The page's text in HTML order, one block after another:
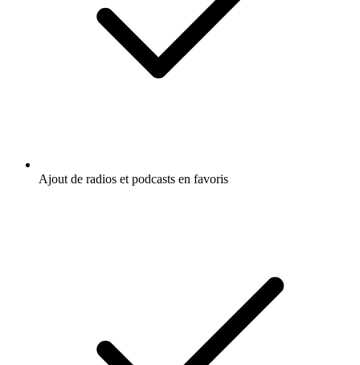
Ajout de radios et podcasts en favoris